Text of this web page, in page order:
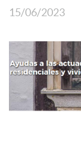
15/06/2023